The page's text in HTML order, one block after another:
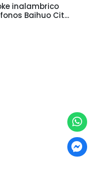
inalambrico
Baihuo City